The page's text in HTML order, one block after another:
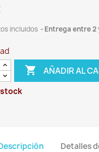
incluidos Entrega entre 2
 AÑADIR AL
stock
Detalles